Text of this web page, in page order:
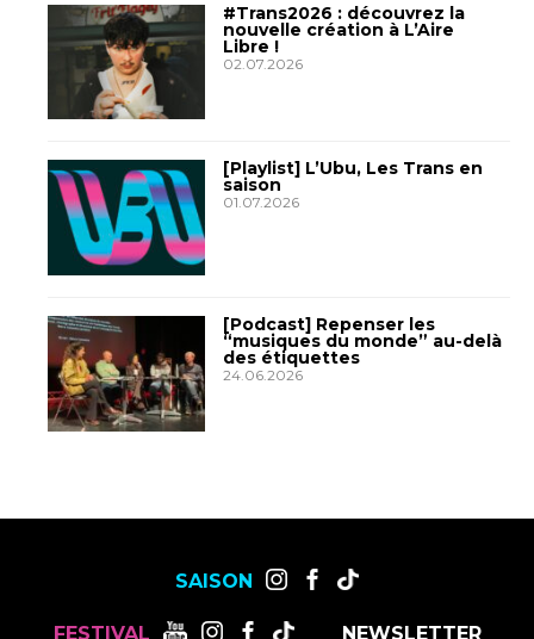
#Trans2026 : découvrez la
nouvelle création à L’Aire
Libre !
02.07.2026
[Playlist] L’Ubu, Les Trans en
saison
01.07.2026
[Podcast] Repenser les
“musiques du monde” au-delà
des étiquettes
24.06.2026
SAISON
FESTIVAL NEWSLETTER